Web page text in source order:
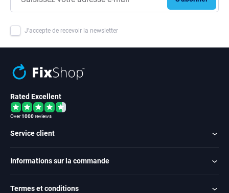
J'accepte de recevoir la newsletter
Rated Excellent
Over1000reviews
Service client
Informations sur la commande
Termes et conditions